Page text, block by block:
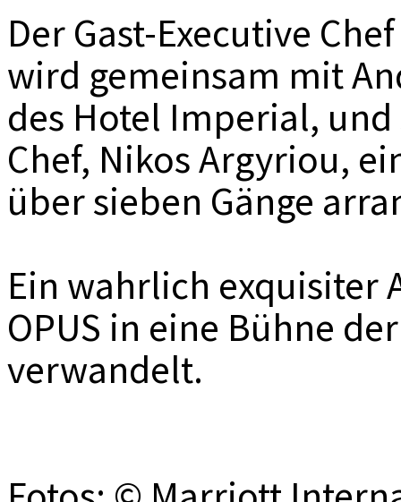
Der Gast-Executive
wird gemeinsam mit
des Hotel Imperial,
Chef, Nikos Argyriou,
über sieben Gänge
Ein wahrlich exquisiter
OPUS in eine Bühne
verwandelt.